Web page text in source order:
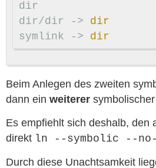
dir/dir ->
dir
symlink ->
dir
Beim Anlegen des zweiten
dann ein weiterer
Es empfiehlt sich deshalb, den
direkt ln --symbolic --
Durch diese Unachtsamkeit